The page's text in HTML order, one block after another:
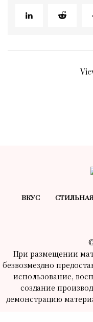
ВКУС
При размещении
безвозмездно
использование,
создание
демонстрацию